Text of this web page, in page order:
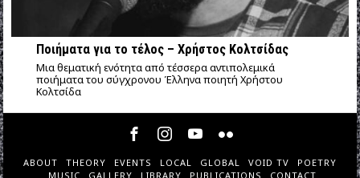
Ποιήματα για το τέλος – Χρήστος Κολτσίδας
Μια θεματική ενότητα από τέσσερα αντιπολεμικά
ποιήματα του σύγχρονου Έλληνα ποιητή Χρήστου
Κολτσίδα
ABOUT THEORY EVENTS LOCAL GLOBAL VOID TV
POETRY
MUSIC
GALLERY LIBRARY PUBLICATIONS CONTACT